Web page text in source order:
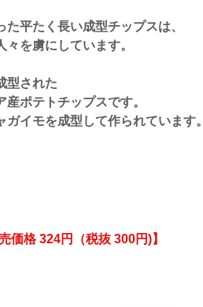
た平たく長い成型チップスは、
を虜にしています。
型された
ポテトチップスです。
ガイモを成型して作られています。
価格 324円（税抜 300円)】